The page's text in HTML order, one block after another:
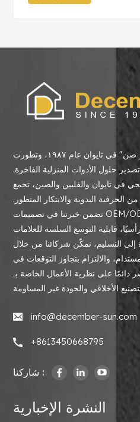
تأسست شركة "ديسمبر صن" في تايوان عام ١٩٨٧، وتطورت
حلول الأدوات المنزلية الفاخرة.
في تايوان والفلبين والصين، تجمع
اليدوية والابتكار المتطور.
تضمن خبرتنا في تصميمات OEM/ODM، ومراقبة الجودة الصارمة،
قابلية التوسع السلسة للعلامات
إلى التسليم، نمكّن شركائنا من خلال
والالتزام بتجاوز التوقعات في
دائمًا على نظرية الأعمال الخاصة بـ
info@december-sun.com
+8613450668795
شاركنا :
النشرة الإخبارية